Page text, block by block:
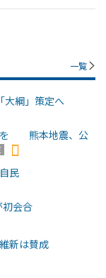
一覧
綱」策定へ
を 熊本地震、公
民
会合
新は賛成